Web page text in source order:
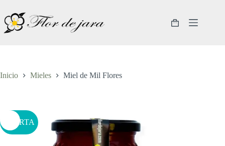
contenido
Carro
Inicio Mieles Miel de Mil Flores
OFERTA